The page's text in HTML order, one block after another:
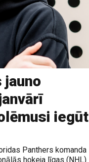
jauno
iegūt
Panthers komanda
hokeja līgas (NHL)